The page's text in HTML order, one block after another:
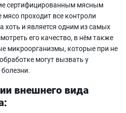
сертифицированным мясным
проходит все контроли
хоть и является одним из самых
его качество, в нём также
микроорганизмы, которые при не
могут вызвать у
внешнего вида